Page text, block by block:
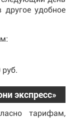
удобное
экспресс»
тарифам,